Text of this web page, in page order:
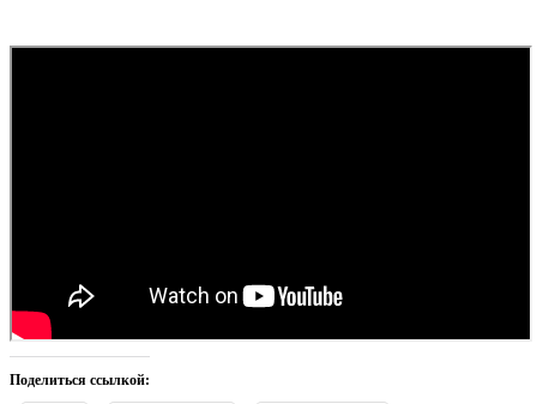
Поделиться ссылкой: